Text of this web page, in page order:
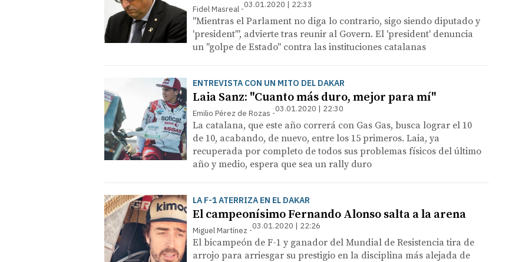
Fidel Masreal 03.01.2020 | 22:33
"Mientras el Parlament no diga lo contrario, sigo siendo diputado y
'president'", advierte tras reunir al Govern. El 'president' denuncia
un "golpe de Estado" contra las instituciones catalanas
ENTREVISTA CON UN MITO DEL DAKAR
Laia Sanz: "Cuanto más duro, mejor para mí"
Emilio Pérez de Rozas 03.01.2020 | 22:30
La catalana, que este año correrá con Gas Gas, busca lograr el 10
de 10, acabando, de nuevo, entre los 15 primeros. Laia, ya
recuperada por completo de todos sus problemas físicos del último
año y medio, espera que sea un rally duro
LA F-1 ATERRIZA EN EL DAKAR
El campeonísimo Fernando Alonso salta a la arena
Miguel Martínez 03.01.2020 | 22:26
El bicampeón de F-1 y ganador del Mundial de Resistencia tira de
arrojo para arriesgar su prestigio en la disciplina más alejada de